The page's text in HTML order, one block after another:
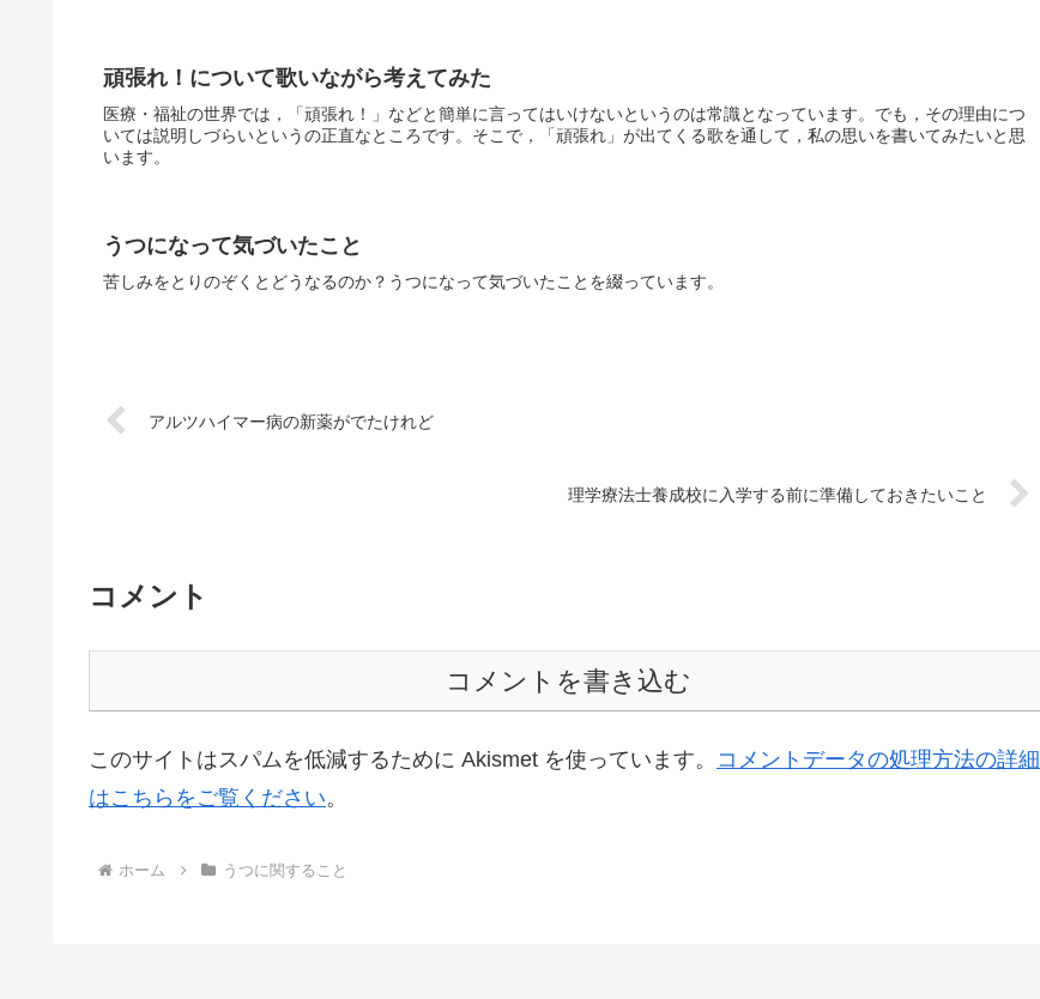
頑張れ！について歌いながら考えてみた
医療・福祉の世界では，「頑張れ！」などと簡単に言ってはいけないというのは常識となっています。でも，その理由につ
いては説明しづらいというの正直なところです。そこで，「頑張れ」が出てくる歌を通して，私の思いを書いてみたいと思
います。
うつになって気づいたこと
苦しみをとりのぞくとどうなるのか？うつになって気づいたことを綴っています。
アルツハイマー病の新薬がでたけれど
理学療法士養成校に入学する前に準備しておきたいこと
コメント
コメントを書き込む
このサイトはスパムを低減するために Akismet を使っています。 コメントデータの処理方法の詳細
はこちらをご覧ください。
ホーム うつに関すること